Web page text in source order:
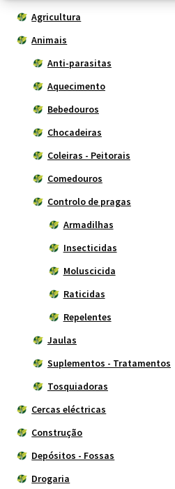
Agricultura
Animais
Anti-parasitas
Aquecimento
Bebedouros
Chocadeiras
Coleiras - Peitorais
Comedouros
Controlo de pragas
Armadilhas
Insecticidas
Moluscicida
Raticidas
Repelentes
Jaulas
Suplementos - Tratamentos
Tosquiadoras
Cercas eléctricas
Construção
Depósitos - Fossas
Drogaria